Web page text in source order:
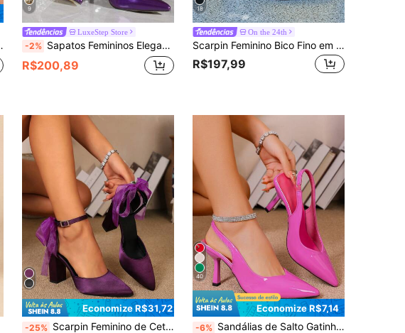
9
LuxeStep Store
-2% Sapatos Femininos Elegantes de Salto Alto Fino de 10,5 cm, Bico Fino, Cor Damasco, Salto Envernizado, Versátil para Uso Casual e Vestido, Primavera e Outono
R$200,89
18
On the 24th
Scarpin Feminino Bico Fino em Camurça com Recorte e Laço, Salto Grosso, Versátil para Uso Diário, Trabalho, Negócios, Transporte, Cor Preta, Tamanhos Grandes, Presente para o Dia das Mães
R$197,99
Economize R$31,72
-25% Scarpin Feminino de Cetim com Bico Fechado, Salto Grosso, Cor Sólida, Salto Alto Vazado com Laço de Fita nas Costas
40
Economize R$7,14
-6% Sandálias de Salto Gatinho de Bico Fino Slip-On para Mulheres